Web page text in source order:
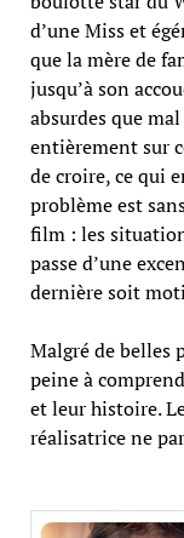
d’une Miss et
que la mère de
jusqu’à son
absurdes que
entièrement sur
de croire, ce qui
problème est
film : les
passe d’une
dernière soit
Malgré de belles
peine à
et leur histoire.
réalisatrice ne